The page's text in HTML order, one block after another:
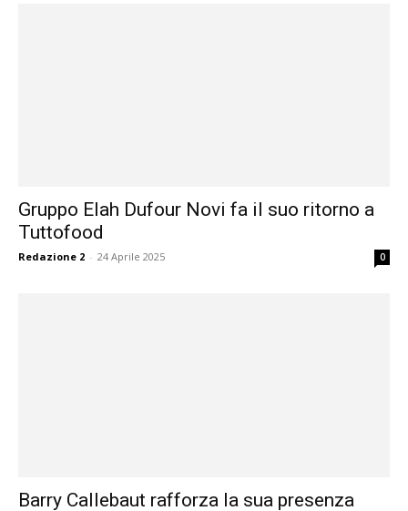
Gruppo Elah Dufour Novi fa il suo ritorno a
Tuttofood
Redazione 2 - 24 Aprile 2025 0
Barry Callebaut rafforza la sua presenza